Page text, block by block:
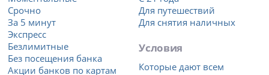
Срочно
За 5 минут
Экспресс
Безлимитные
Без посещения банка
Акции банков по картам
Для путешествий
Для снятия наличных
Условия
Которые дают всем